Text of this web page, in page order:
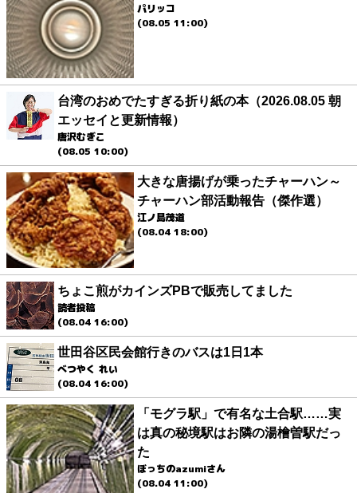
パリッコ
(08.05 11:00)
台湾のおめでたすぎる折り紙の本（2026.08.05 朝
エッセイと更新情報）
唐沢むぎこ
(08.05 10:00)
大きな唐揚げが乗ったチャーハン～
チャーハン部活動報告（傑作選）
江ノ島茂道
(08.04 18:00)
ちょこ煎がカインズPBで販売してました
読者投稿
(08.04 16:00)
世田谷区民会館行きのバスは1日1本
べつやく れい
(08.04 16:00)
「モグラ駅」で有名な土合駅……実
は真の秘境駅はお隣の湯檜曽駅だっ
た
ぼっちのazumiさん
(08.04 11:00)